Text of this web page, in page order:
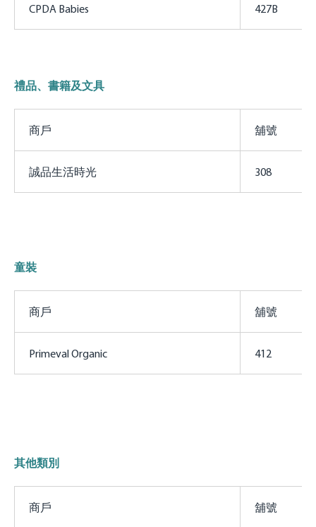
CPDA Babies 427B
禮品、書籍及文具
商戶 舖號
誠品生活時光 308
童裝
商戶 舖號
Primeval Organic 412
其他類別
商戶 舖號